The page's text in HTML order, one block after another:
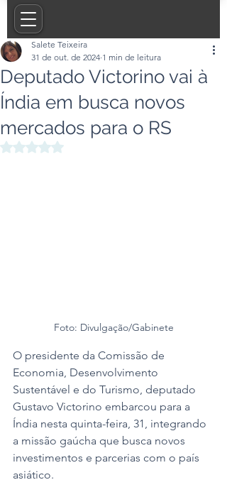
Deputado Victorino vai à
Índia em busca novos
mercados para o RS
Salete Teixeira
31 de out. de 2024 1 min de leitura
Avaliado com NaN de 5 estrelas.
Foto: Divulgação/Gabinete
O presidente da Comissão de
Economia, Desenvolvimento
Sustentável e do Turismo, deputado
Gustavo Victorino embarcou para a
Índia nesta quinta-feira, 31, integrando
a missão gaúcha que busca novos
investimentos e parcerias com o país
asiático.